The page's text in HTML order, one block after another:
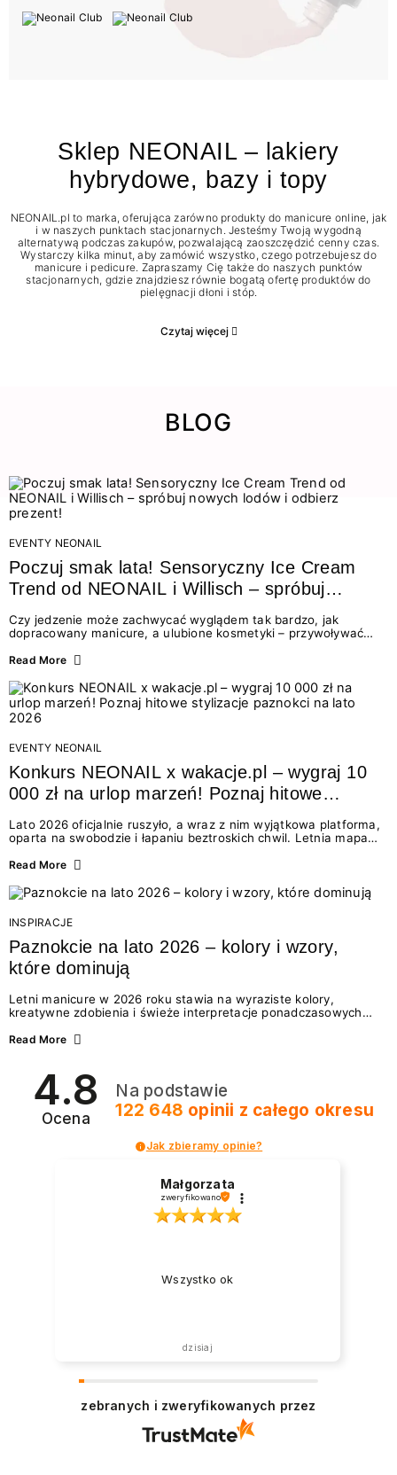
Sklep NEONAIL – lakiery
hybrydowe, bazy i topy
NEONAIL.pl to marka, oferująca zarówno produkty do manicure online, jak
i w naszych punktach stacjonarnych. Jesteśmy Twoją wygodną
alternatywą podczas zakupów, pozwalającą zaoszczędzić cenny czas.
Wystarczy kilka minut, aby zamówić wszystko, czego potrzebujesz do
manicure i pedicure. Zapraszamy Cię także do naszych punktów
stacjonarnych, gdzie znajdziesz równie bogatą ofertę produktów do
pielęgnacji dłoni i stóp.
Czytaj więcej
BLOG
EVENTY NEONAIL
Poczuj smak lata! Sensoryczny Ice Cream
Trend od NEONAIL i Willisch – spróbuj
nowych lodów i odbierz prezent!
Czy jedzenie może zachwycać wyglądem tak bardzo, jak
dopracowany manicure, a ulubione kosmetyki – przywoływać
świata beauty i oszałamiających deserów to coś więcej niż
zmysłami: przez soczysty kolor, aksamitną teksturę,
orzeźwiający zapach i słodki akcent na podniebieniu. Tego lata
NEONAIL łączy siły z marką Willisch, tworząc unikalny projekt
na styku jedzenia i piękna....
Read More
EVENTY NEONAIL
Konkurs NEONAIL x wakacje.pl – wygraj 10
000 zł na urlop marzeń! Poznaj hitowe
Lato 2026 oficjalnie ruszyło, a wraz z nim wyjątkowa platforma,
oparta na swobodzie i łapaniu beztroskich chwil. Letnia mapa
doświadczenia wakacji – od spontanicznych wyjazdów, przez
Motywem przewodnim jest eksplorowanie i kolekcjonowanie
letnich momentów. Z tej okazji przygotowaliśmy coś absolutnie
wyjątkowego: wielki konkurs z wakacje.pl oraz dawkę
najgorętszych trendów w...
Read More
INSPIRACJE
Paznokcie na lato 2026 – kolory i wzory,
które dominują
Letni manicure w 2026 roku stawia na wyraziste kolory,
kreatywne zdobienia i świeże interpretacje ponadczasowych
zarówno energetycznych odcieni inspirowanych wakacjami, jak
2026? Znajdź inspirację dla swojego manicure!
Read More
4.8
Ocena
Na podstawie
122 648 opinii z całego okresu
Jak zbieramy opinie?
Małgorzata
zweryfikowano
Wszystko ok
dzisiaj
zebranych i zweryfikowanych przez